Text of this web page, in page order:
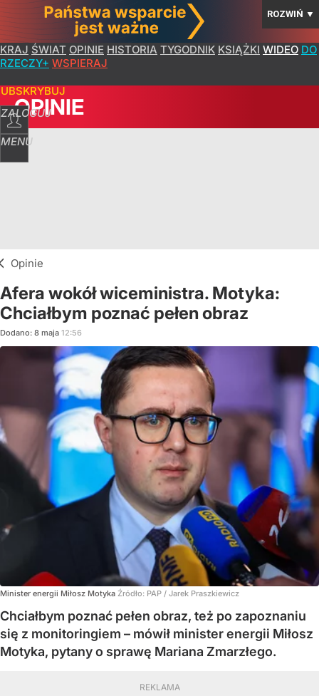
ROZWIŃ ▼
KRAJ ŚWIAT OPINIE HISTORIA TYGODNIK KSIĄŻKI WIDEO DO
RZECZY+ WSPIERAJ
ZALOGUJ
MENU
OPINIE
Opinie
Afera wokół wiceministra. Motyka:
Chciałbym poznać pełen obraz
Dodano: 8 maja 12:56
Minister energii Miłosz Motyka Źródło: PAP / Jarek Praszkiewicz
Chciałbym poznać pełen obraz, też po zapoznaniu
się z monitoringiem – mówił minister energii Miłosz
Motyka, pytany o sprawę Mariana Zmarzłego.